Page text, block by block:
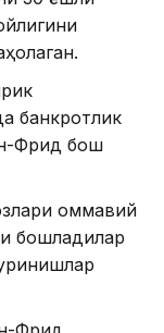
банкротлик
Фрид бош
оммавий
бошладилар